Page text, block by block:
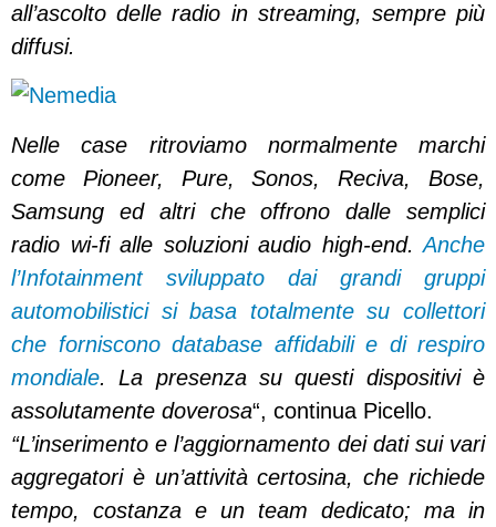
all’ascolto delle radio in streaming, sempre più
diffusi.
Nelle case ritroviamo normalmente marchi
come Pioneer, Pure, Sonos, Reciva, Bose,
Samsung ed altri che offrono dalle semplici
radio wi-fi alle soluzioni audio high-end.Anche
l’Infotainment sviluppato dai grandi gruppi
automobilistici si basa totalmente su collettori
che forniscono database affidabili e di respiro
mondiale. La presenza su questi dispositivi è
assolutamente doverosa“, continua Picello.
“L’inserimento e l’aggiornamento dei dati sui vari
aggregatori è un’attività certosina, che richiede
tempo, costanza e un team dedicato; ma in